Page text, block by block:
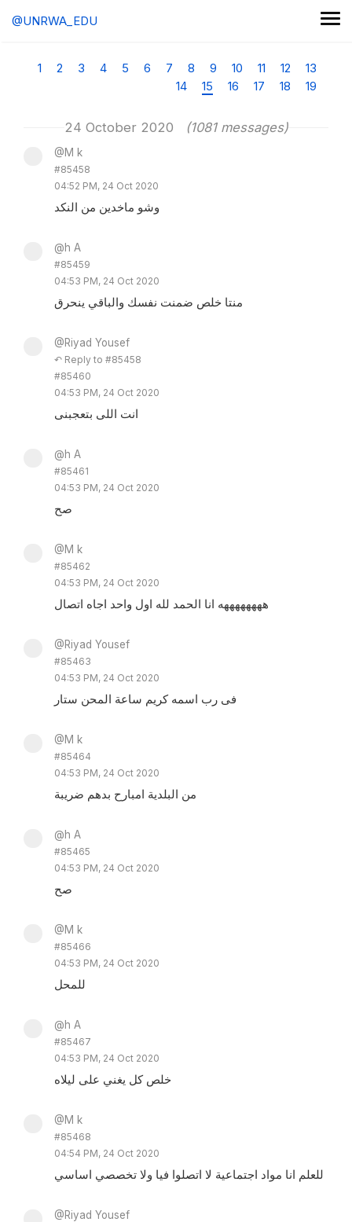
@UNRWA_EDU
1 2 3 4 5 6 7 8 9 10 11 12
13
14
15 16 17 18 19
24 October 2020 (1081 messages)
@M k
#85458
04:52 PM, 24 Oct 2020
وشو ماخدين من النكد
@h A
#85459
04:53 PM, 24 Oct 2020
منتا خلص ضمنت نفسك والباقي ينحرق
@Riyad Yousef
↶ Reply to #85458
#85460
04:53 PM, 24 Oct 2020
انت اللى بتعجبنى
@h A
#85461
04:53 PM, 24 Oct 2020
صح
@M k
#85462
04:53 PM, 24 Oct 2020
ههههههههه انا الحمد لله اول واحد اجاه اتصال
@Riyad Yousef
#85463
04:53 PM, 24 Oct 2020
فى رب اسمه كريم ساعة المحن ستار
@M k
#85464
04:53 PM, 24 Oct 2020
من البلدية امبارح بدهم ضريبة
@h A
#85465
04:53 PM, 24 Oct 2020
صح
@M k
#85466
04:53 PM, 24 Oct 2020
للمحل
@h A
#85467
04:53 PM, 24 Oct 2020
خلص كل يغني على ليلاه
@M k
#85468
04:54 PM, 24 Oct 2020
للعلم انا مواد اجتماعية لا اتصلوا فيا ولا تخصصي اساسي
@Riyad Yousef